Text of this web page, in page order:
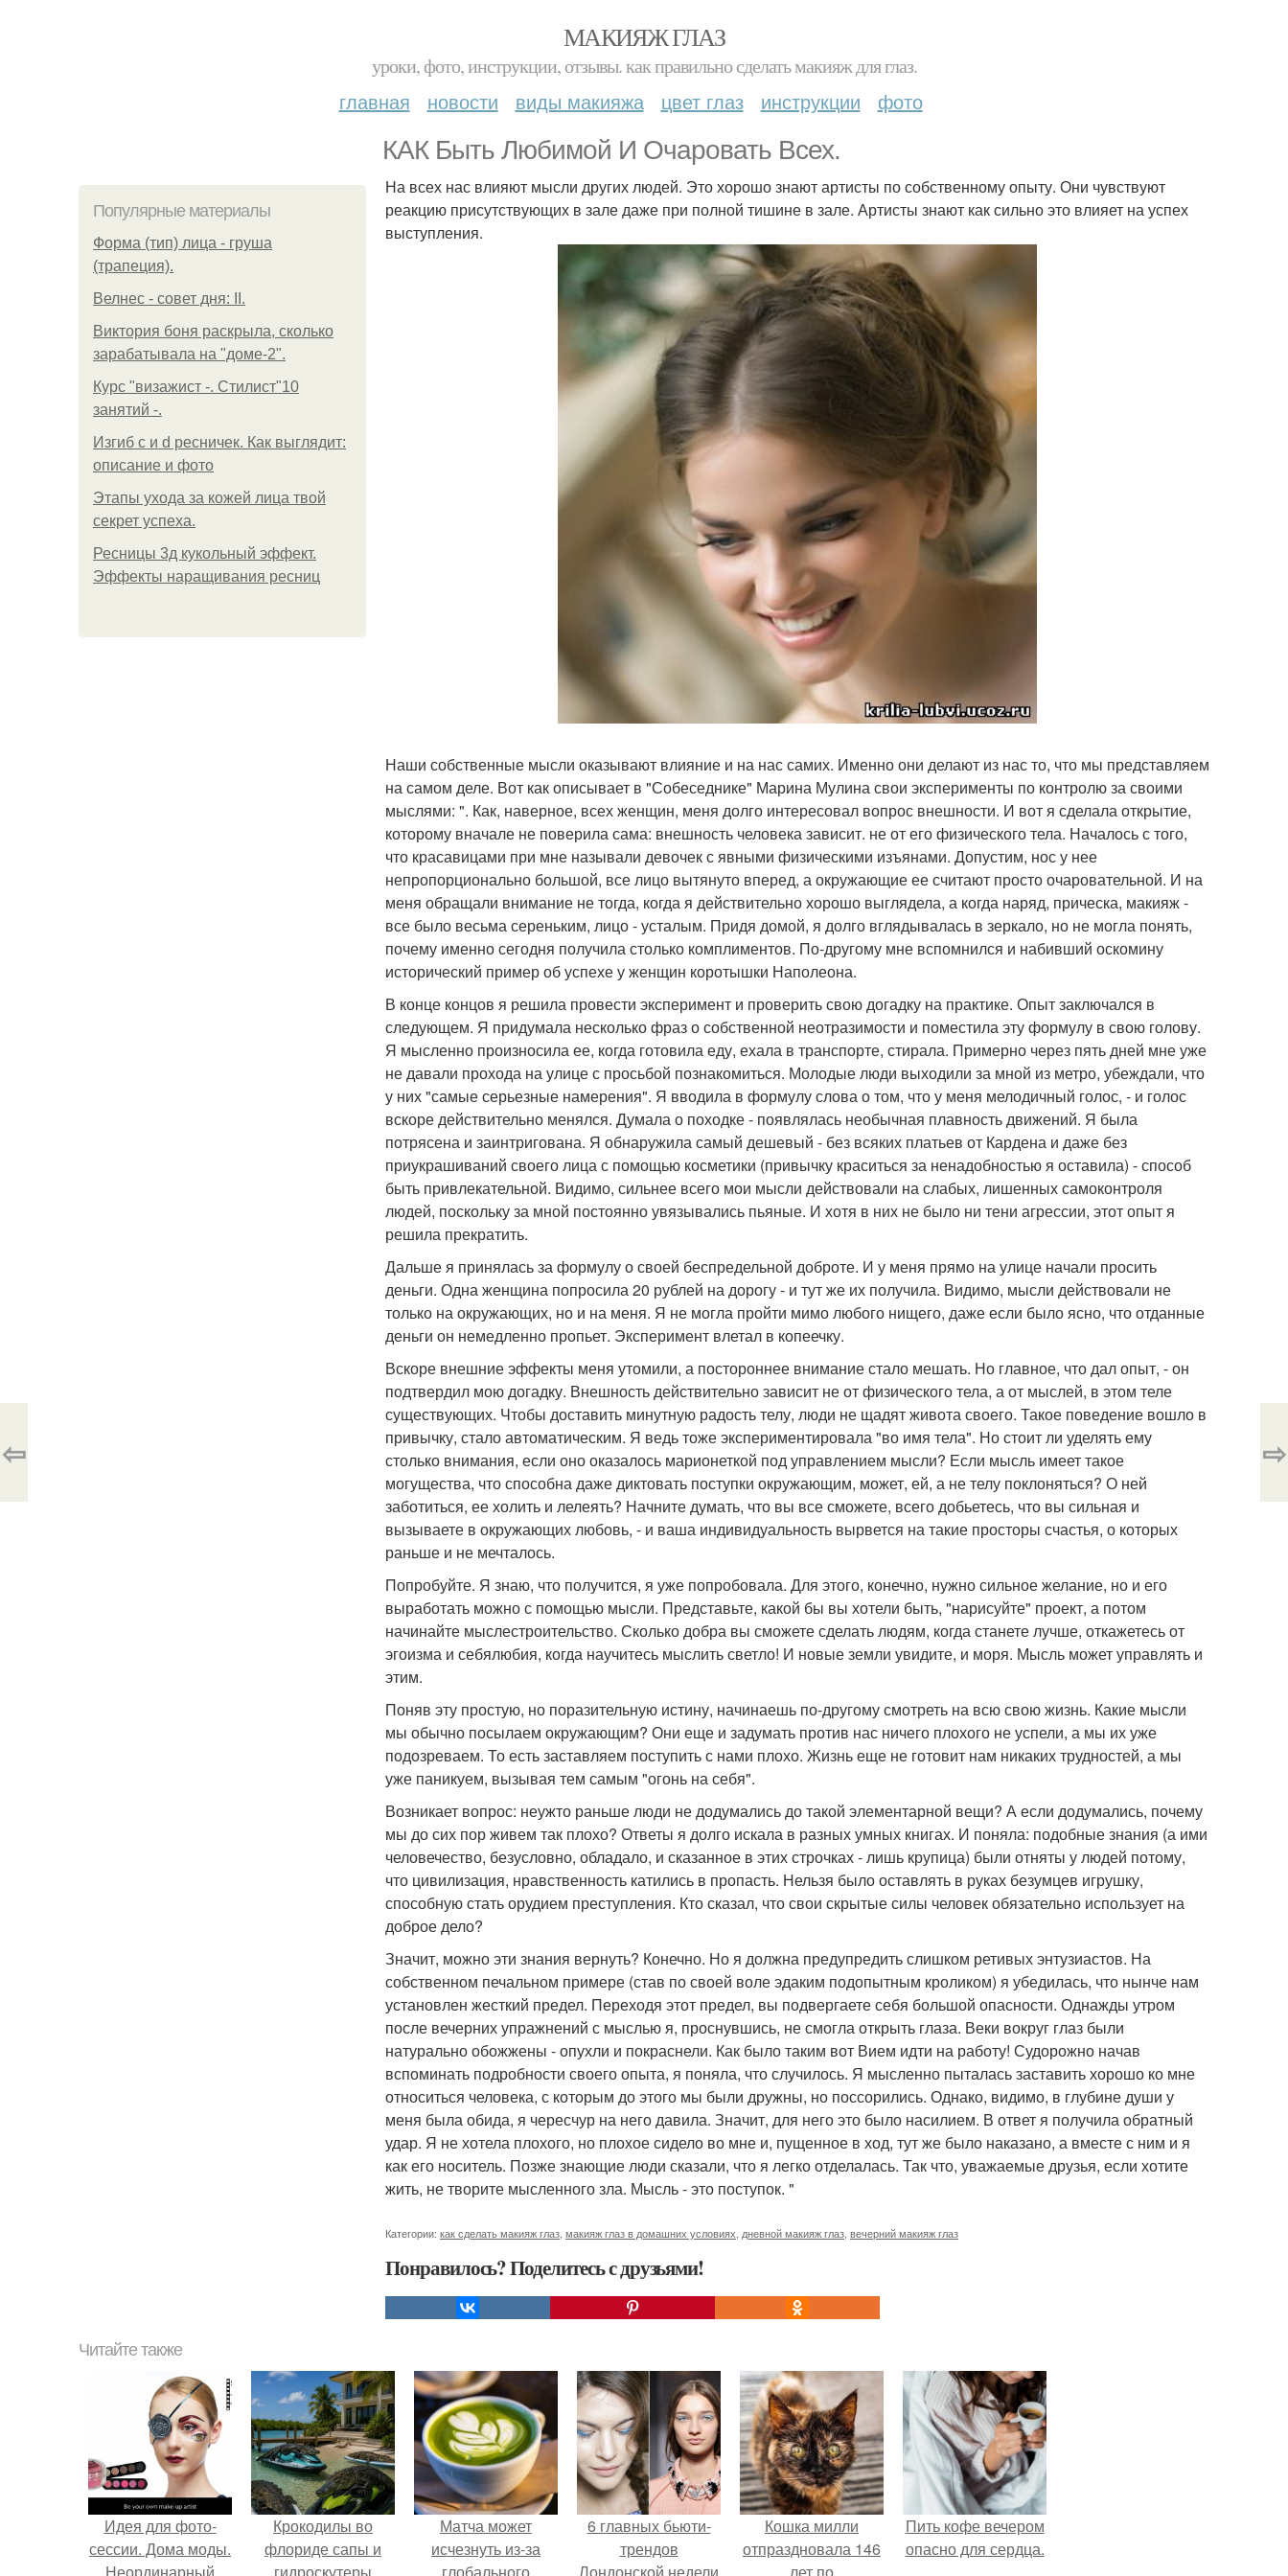
МАКИЯЖ ГЛАЗ
уроки, фото, инструкции, отзывы. как правильно сделать макияж для глаз.
главная новости виды макияжа цвет глаз инструкции фото
КАК Быть Любимой И Очаровать Всех.
Популярные материалы
Форма (тип) лица - груша
(трапеция).
Велнес - совет дня: II.
Виктория боня раскрыла, сколько
зарабатывала на "доме-2".
Курс "визажист -. Стилист"10
занятий -.
Изгиб c и d ресничек. Как выглядит:
описание и фото
Этапы ухода за кожей лица твой
секрет успеха.
Ресницы 3д кукольный эффект.
Эффекты наращивания ресниц
На всех нас влияют мысли других людей. Это хорошо знают артисты по собственному опыту. Они чувствуют
реакцию присутствующих в зале даже при полной тишине в зале. Артисты знают как сильно это влияет на успех
выступления.
Наши собственные мысли оказывают влияние и на нас самих. Именно они делают из нас то, что мы представляем
на самом деле. Вот как описывает в "Собеседнике" Марина Мулина свои эксперименты по контролю за своими
мыслями: ". Как, наверное, всех женщин, меня долго интересовал вопрос внешности. И вот я сделала открытие,
которому вначале не поверила сама: внешность человека зависит. не от его физического тела. Началось с того,
что красавицами при мне называли девочек с явными физическими изъянами. Допустим, нос у нее
непропорционально большой, все лицо вытянуто вперед, а окружающие ее считают просто очаровательной. И на
меня обращали внимание не тогда, когда я действительно хорошо выглядела, а когда наряд, прическа, макияж -
все было весьма сереньким, лицо - усталым. Придя домой, я долго вглядывалась в зеркало, но не могла понять,
почему именно сегодня получила столько комплиментов. По-другому мне вспомнился и набивший оскомину
исторический пример об успехе у женщин коротышки Наполеона.
В конце концов я решила провести эксперимент и проверить свою догадку на практике. Опыт заключался в
следующем. Я придумала несколько фраз о собственной неотразимости и поместила эту формулу в свою голову.
Я мысленно произносила ее, когда готовила еду, ехала в транспорте, стирала. Примерно через пять дней мне уже
не давали прохода на улице с просьбой познакомиться. Молодые люди выходили за мной из метро, убеждали, что
у них "самые серьезные намерения". Я вводила в формулу слова о том, что у меня мелодичный голос, - и голос
вскоре действительно менялся. Думала о походке - появлялась необычная плавность движений. Я была
потрясена и заинтригована. Я обнаружила самый дешевый - без всяких платьев от Кардена и даже без
приукрашиваний своего лица с помощью косметики (привычку краситься за ненадобностью я оставила) - способ
быть привлекательной. Видимо, сильнее всего мои мысли действовали на слабых, лишенных самоконтроля
людей, поскольку за мной постоянно увязывались пьяные. И хотя в них не было ни тени агрессии, этот опыт я
решила прекратить.
Дальше я принялась за формулу о своей беспредельной доброте. И у меня прямо на улице начали просить
деньги. Одна женщина попросила 20 рублей на дорогу - и тут же их получила. Видимо, мысли действовали не
только на окружающих, но и на меня. Я не могла пройти мимо любого нищего, даже если было ясно, что отданные
деньги он немедленно пропьет. Эксперимент влетал в копеечку.
Вскоре внешние эффекты меня утомили, а постороннее внимание стало мешать. Но главное, что дал опыт, - он
подтвердил мою догадку. Внешность действительно зависит не от физического тела, а от мыслей, в этом теле
существующих. Чтобы доставить минутную радость телу, люди не щадят живота своего. Такое поведение вошло в
привычку, стало автоматическим. Я ведь тоже экспериментировала "во имя тела". Но стоит ли уделять ему
столько внимания, если оно оказалось марионеткой под управлением мысли? Если мысль имеет такое
могущества, что способна даже диктовать поступки окружающим, может, ей, а не телу поклоняться? О ней
заботиться, ее холить и лелеять? Начните думать, что вы все сможете, всего добьетесь, что вы сильная и
вызываете в окружающих любовь, - и ваша индивидуальность вырвется на такие просторы счастья, о которых
раньше и не мечталось.
Попробуйте. Я знаю, что получится, я уже попробовала. Для этого, конечно, нужно сильное желание, но и его
выработать можно с помощью мысли. Представьте, какой бы вы хотели быть, "нарисуйте" проект, а потом
начинайте мыслестроительство. Сколько добра вы сможете сделать людям, когда станете лучше, откажетесь от
эгоизма и себялюбия, когда научитесь мыслить светло! И новые земли увидите, и моря. Мысль может управлять и
этим.
Поняв эту простую, но поразительную истину, начинаешь по-другому смотреть на всю свою жизнь. Какие мысли
мы обычно посылаем окружающим? Они еще и задумать против нас ничего плохого не успели, а мы их уже
подозреваем. То есть заставляем поступить с нами плохо. Жизнь еще не готовит нам никаких трудностей, а мы
уже паникуем, вызывая тем самым "огонь на себя".
Возникает вопрос: неужто раньше люди не додумались до такой элементарной вещи? А если додумались, почему
мы до сих пор живем так плохо? Ответы я долго искала в разных умных книгах. И поняла: подобные знания (а ими
человечество, безусловно, обладало, и сказанное в этих строчках - лишь крупица) были отняты у людей потому,
что цивилизация, нравственность катились в пропасть. Нельзя было оставлять в руках безумцев игрушку,
способную стать орудием преступления. Кто сказал, что свои скрытые силы человек обязательно использует на
доброе дело?
Значит, можно эти знания вернуть? Конечно. Но я должна предупредить слишком ретивых энтузиастов. На
собственном печальном примере (став по своей воле эдаким подопытным кроликом) я убедилась, что нынче нам
установлен жесткий предел. Переходя этот предел, вы подвергаете себя большой опасности. Однажды утром
после вечерних упражнений с мыслью я, проснувшись, не смогла открыть глаза. Веки вокруг глаз были
натурально обожжены - опухли и покраснели. Как было таким вот Вием идти на работу! Судорожно начав
вспоминать подробности своего опыта, я поняла, что случилось. Я мысленно пыталась заставить хорошо ко мне
относиться человека, с которым до этого мы были дружны, но поссорились. Однако, видимо, в глубине души у
меня была обида, я чересчур на него давила. Значит, для него это было насилием. В ответ я получила обратный
удар. Я не хотела плохого, но плохое сидело во мне и, пущенное в ход, тут же было наказано, а вместе с ним и я
как его носитель. Позже знающие люди сказали, что я легко отделалась. Так что, уважаемые друзья, если хотите
жить, не творите мысленного зла. Мысль - это поступок. "
Категории: как сделать макияж глаз макияж глаз в домашних условиях дневной макияж глаз вечерний макияж глаз
Понравилось? Поделитесь с друзьями!
⇦ ⇨
Читайте также
Идея для фото-
сессии. Дома моды.
Крокодилы во
флориде сапы и
Матча может
исчезнуть из-за
6 главных бьюти-
трендов
Кошка милли
отпраздновала 146
Пить кофе вечером
опасно для сердца.